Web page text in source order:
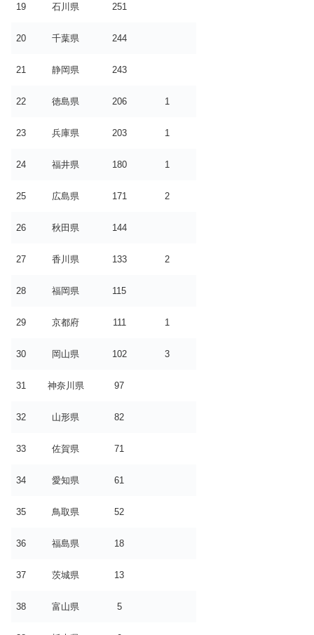
19 石川県 251
20 千葉県 244
21 静岡県 243
22 徳島県 206 1
23 兵庫県 203 1
24 福井県 180 1
25 広島県 171 2
26 秋田県 144
27 香川県 133 2
28 福岡県 115
29 京都府 111 1
30 岡山県 102 3
31 神奈川県 97
32 山形県 82
33 佐賀県 71
34 愛知県 61
35 鳥取県 52
36 福島県 18
37 茨城県 13
38 富山県 5